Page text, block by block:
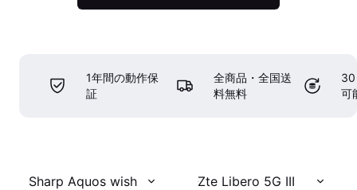
1年間の動作保
証
全商品・全国送
料無料
30
可
Sharp Aquos wish Zte Libero 5G III